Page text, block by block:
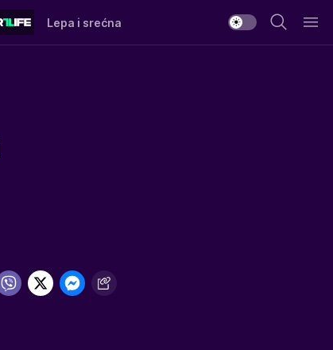
Lepa i srećna